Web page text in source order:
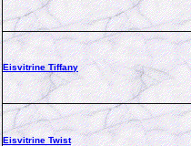
Eisvitrine Tiffany
Eisvitrine Twist